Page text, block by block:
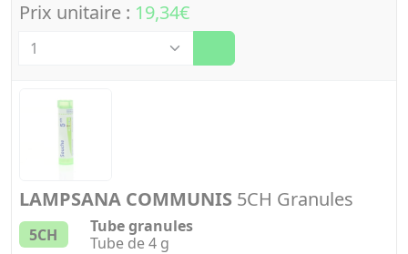
Prix unitaire : 19,34€
LAMPSANA COMMUNIS 5CH Granules
5CH
Tube granules
Tube de 4 g